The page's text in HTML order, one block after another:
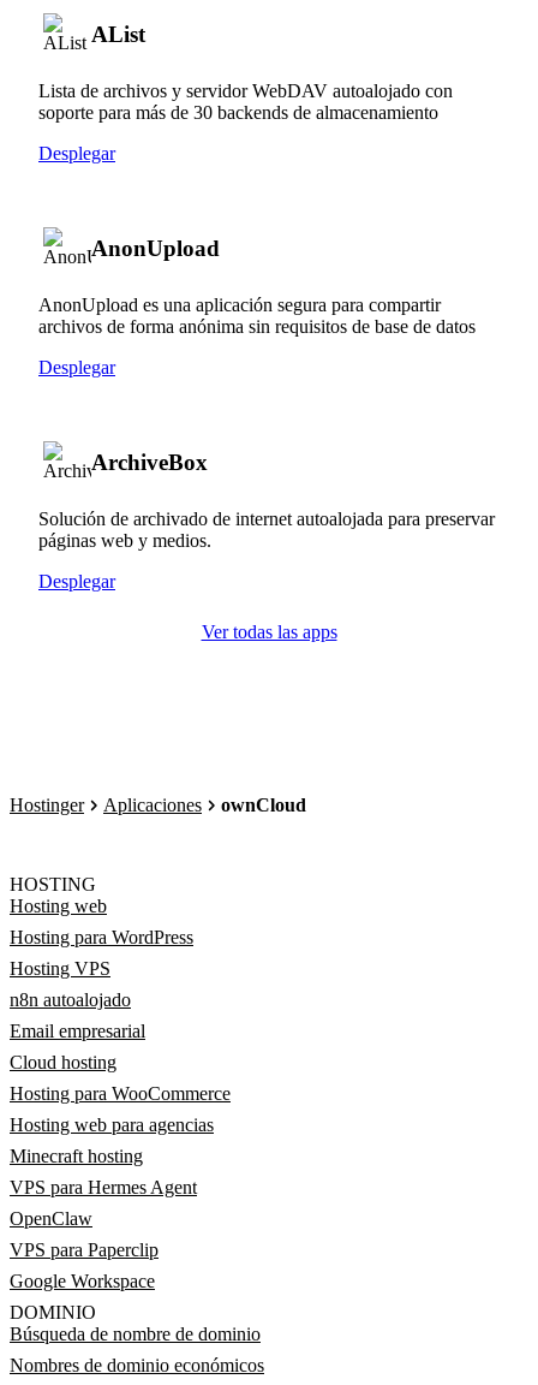
AList
Lista de archivos y servidor WebDAV autoalojado con
soporte para más de 30 backends de almacenamiento
Desplegar
AnonUpload
AnonUpload es una aplicación segura para compartir
archivos de forma anónima sin requisitos de base de datos
Desplegar
ArchiveBox
Solución de archivado de internet autoalojada para preservar
páginas web y medios.
Desplegar
Ver todas las apps
Hostinger Aplicaciones ownCloud
HOSTING
Hosting web
Hosting para WordPress
Hosting VPS
n8n autoalojado
Email empresarial
Cloud hosting
Hosting para WooCommerce
Hosting web para agencias
Minecraft hosting
VPS para Hermes Agent
OpenClaw
VPS para Paperclip
Google Workspace
DOMINIO
Búsqueda de nombre de dominio
Nombres de dominio económicos